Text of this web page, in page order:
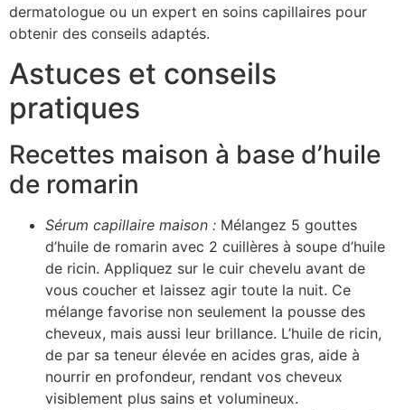
dermatologue ou un expert en soins capillaires pour
obtenir des conseils adaptés.
Astuces et conseils
pratiques
Recettes maison à base d’huile
de romarin
Sérum capillaire maison : Mélangez 5 gouttes
d’huile de romarin avec 2 cuillères à soupe d’huile
de ricin. Appliquez sur le cuir chevelu avant de
vous coucher et laissez agir toute la nuit. Ce
mélange favorise non seulement la pousse des
cheveux, mais aussi leur brillance. L’huile de ricin,
de par sa teneur élevée en acides gras, aide à
nourrir en profondeur, rendant vos cheveux
visiblement plus sains et volumineux.